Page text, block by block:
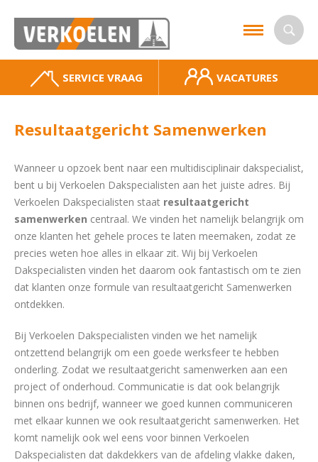
SERVICE VRAAG VACATURES
Resultaatgericht Samenwerken
Wanneer u opzoek bent naar een multidisciplinair dakspecialist,
bent u bij Verkoelen Dakspecialisten aan het juiste adres. Bij
Verkoelen Dakspecialisten staat resultaatgericht
samenwerken centraal. We vinden het namelijk belangrijk om
onze klanten het gehele proces te laten meemaken, zodat ze
precies weten hoe alles in elkaar zit. Wij bij Verkoelen
Dakspecialisten vinden het daarom ook fantastisch om te zien
dat klanten onze formule van resultaatgericht Samenwerken
ontdekken.
Bij Verkoelen Dakspecialisten vinden we het namelijk
ontzettend belangrijk om een goede werksfeer te hebben
onderling. Zodat we resultaatgericht samenwerken aan een
project of onderhoud. Communicatie is dat ook belangrijk
binnen ons bedrijf, wanneer we goed kunnen communiceren
met elkaar kunnen we ook resultaatgericht samenwerken. Het
komt namelijk ook wel eens voor binnen Verkoelen
Dakspecialisten dat dakdekkers van de afdeling vlakke daken,